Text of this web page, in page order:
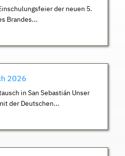
der neuen 5.
Brandes...
2026
in San Sebastián Unser
der Deutschen...